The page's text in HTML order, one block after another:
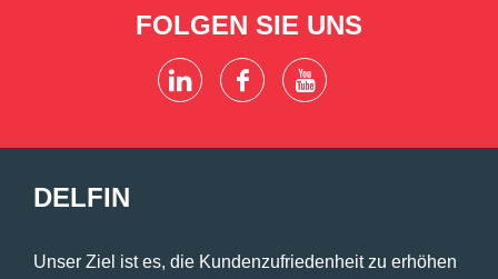
FOLGEN SIE UNS
DELFIN
Unser Ziel ist es, die Kundenzufriedenheit zu erhöhen